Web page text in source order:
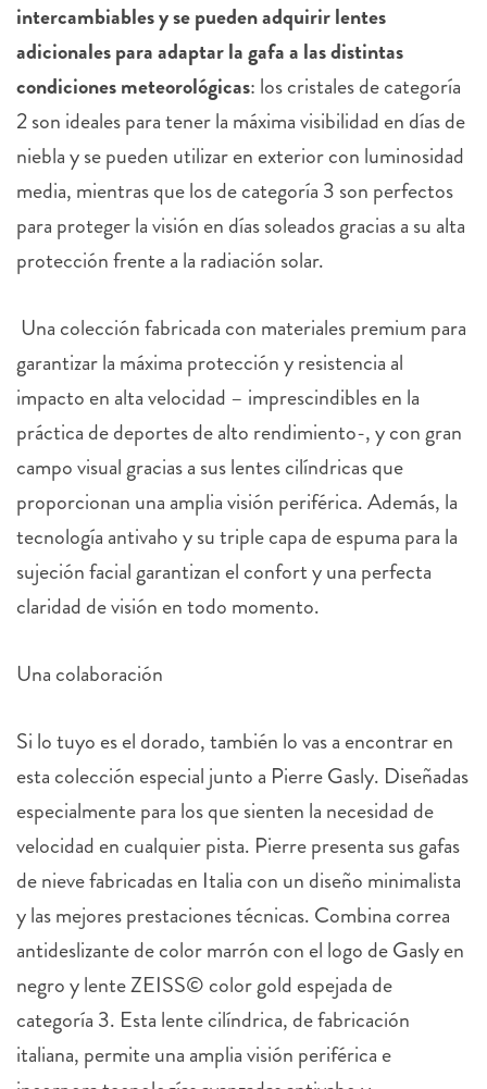
intercambiables y se pueden adquirir lentes
adicionales para adaptar la gafa a las distintas
condiciones meteorológicas: los cristales de categoría
2 son ideales para tener la máxima visibilidad en días de
niebla y se pueden utilizar en exterior con luminosidad
media, mientras que los de categoría 3 son perfectos
para proteger la visión en días soleados gracias a su alta
protección frente a la radiación solar.
Una colección fabricada con materiales premium para
garantizar la máxima protección y resistencia al
impacto en alta velocidad – imprescindibles en la
práctica de deportes de alto rendimiento-, y con gran
campo visual gracias a sus lentes cilíndricas que
proporcionan una amplia visión periférica. Además, la
tecnología antivaho y su triple capa de espuma para la
sujeción facial garantizan el confort y una perfecta
claridad de visión en todo momento.
Una colaboración
Si lo tuyo es el dorado, también lo vas a encontrar en
esta colección especial junto a Pierre Gasly. Diseñadas
especialmente para los que sienten la necesidad de
velocidad en cualquier pista. Pierre presenta sus gafas
de nieve fabricadas en Italia con un diseño minimalista
y las mejores prestaciones técnicas. Combina correa
antideslizante de color marrón con el logo de Gasly en
negro y lente ZEISS© color gold espejada de
categoría 3. Esta lente cilíndrica, de fabricación
italiana, permite una amplia visión periférica e